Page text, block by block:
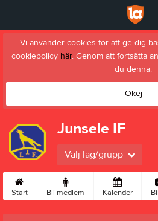
Vi använder cookies för att ge dig
cookiepolicy här. Genom att fortsätta
du denna.
Okej
Junsele IF
Välj lag/grupp
Start Bli medlem Kalender